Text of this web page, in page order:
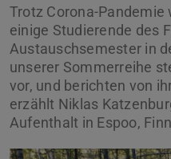
Trotz Corona-
einige Studierende des
Austauschsemester in
unserer Sommerreihe
vor, und berichten von
erzählt Niklas
Aufenthalt in Espoo,